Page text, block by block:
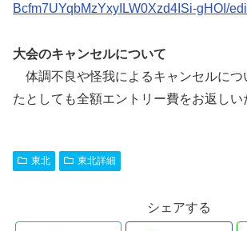
Bcfm7UYqbMzYxyILW0Xzd4ISi-gHOI/
大会のキャンセルについて
体調不良や怪我によるキャンセルにつ
たとしても全額エントリー費をお返しい
東北 東北詳細
シェアする